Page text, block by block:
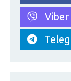
Viber